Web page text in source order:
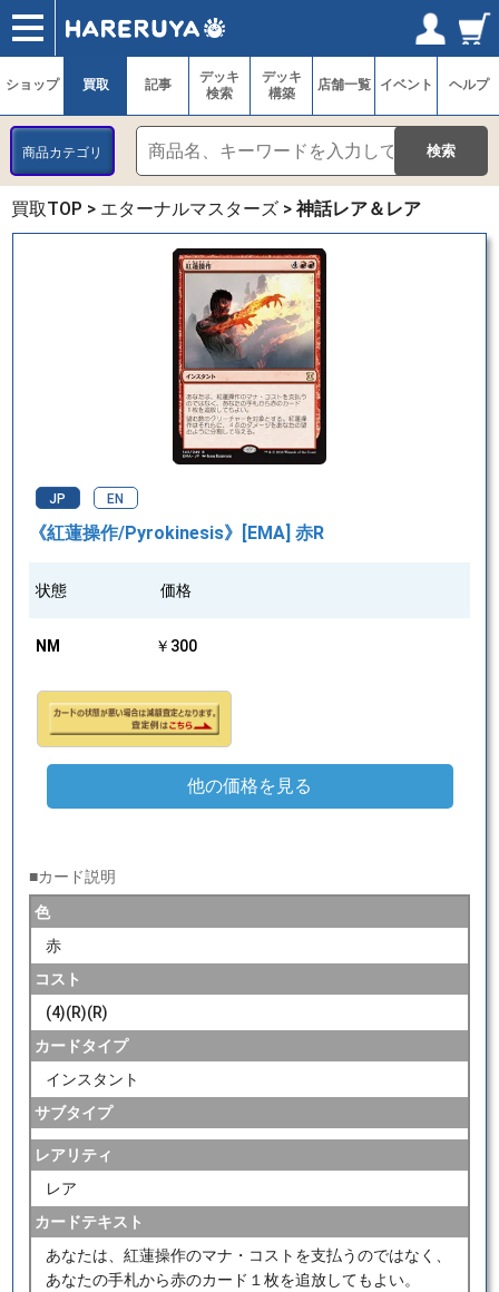
ショップ
買取
記事
デッキ検索
デッキ構築
選手一覧
店舗一覧
イベント
ヘルプ
お問い合わせ ログイン／会員登録
マイページ
ショップ 買取 記事
デッキ
検索
デッキ
構築
店舗一覧 イベント ヘルプ
商品カテゴリ
買取TOP > エターナルマスターズ > 神話レア＆レア
JP EN
《紅蓮操作/Pyrokinesis》[EMA] 赤R
状態 価格
NM ￥300
他の価格を見る
■カード説明
色
赤
コスト
(4)(R)(R)
カードタイプ
インスタント
サブタイプ
レアリティ
レア
カードテキスト
あなたは、紅蓮操作のマナ・コストを支払うのではなく、
あなたの手札から赤のカード１枚を追放してもよい。